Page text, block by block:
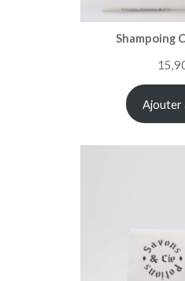
Shampoing
Ajouter